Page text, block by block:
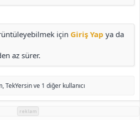
için Giriş Yap ya da
az sürer.
,TekYersinve 1 diğer kullanıcı
reklam